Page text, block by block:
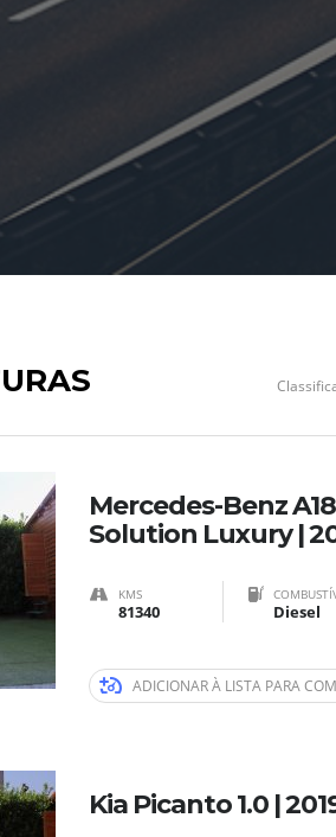
Mercedes-Benz
Solution Luxury |
KMS
81340 Diesel
ADICIONAR À LISTA PARA
Kia Picanto 1.0 |